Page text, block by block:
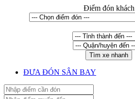
Điểm đón khách
Tìm xe nhanh
ĐƯA ĐÓN SÂN BAY